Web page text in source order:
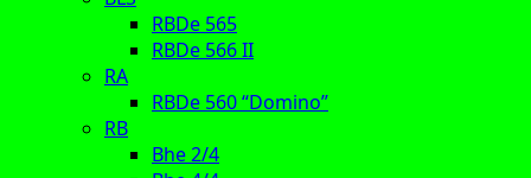
RBDe 565
RBDe 566 II
RA
RBDe 560 “Domino”
RB
Bhe 2/4